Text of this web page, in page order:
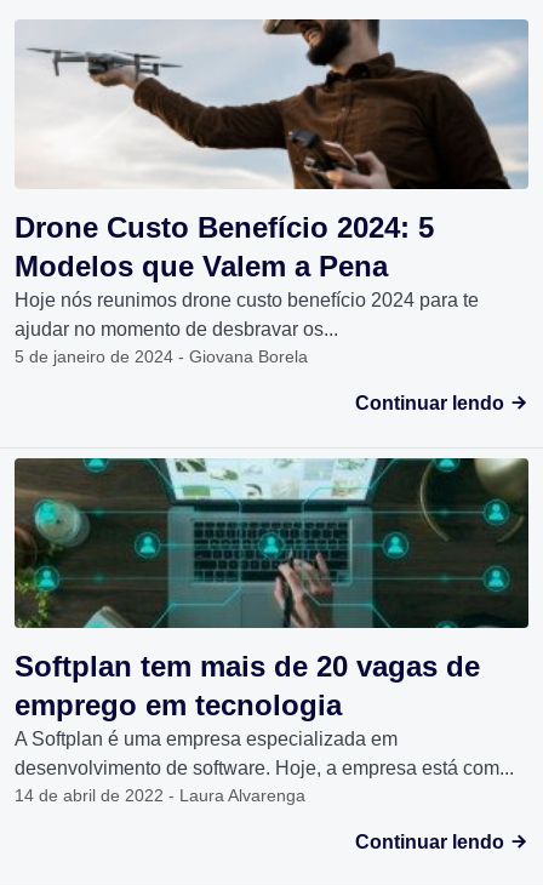
Drone Custo Benefício 2024: 5
Modelos que Valem a Pena
Hoje nós reunimos drone custo benefício 2024 para te
ajudar no momento de desbravar os...
5 de janeiro de 2024 - Giovana Borela
Continuar lendo
Softplan tem mais de 20 vagas de
emprego em tecnologia
A Softplan é uma empresa especializada em
desenvolvimento de software. Hoje, a empresa está com...
14 de abril de 2022 - Laura Alvarenga
Continuar lendo